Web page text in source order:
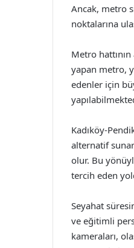
Ancak, metro
noktalarına
Metro
yapan metro,
edenler için
Kadıköy-
alternatif
olur. Bu
tercih eden
Seyahat
ve eğitimli
kameraları,